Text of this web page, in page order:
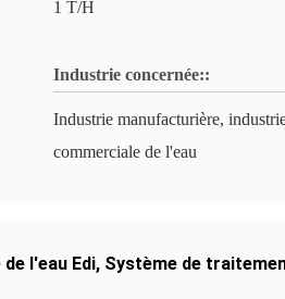
1 T/H
Industrie concernée::
Industrie manufacturière,
commerciale de l'eau
l'eau Edi, Système de